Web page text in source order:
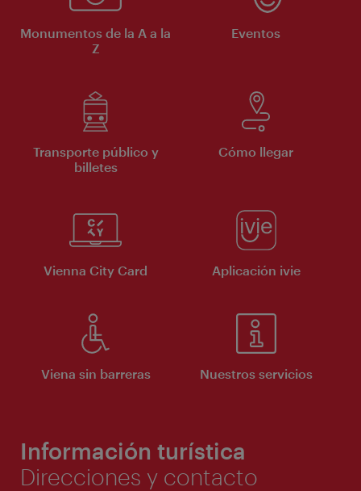
Monumentos de la A a la
Z
Eventos
Transporte público y
billetes
Cómo llegar
Vienna City Card Aplicación ivie
Viena sin barreras Nuestros servicios
Información turística
Direcciones y contacto